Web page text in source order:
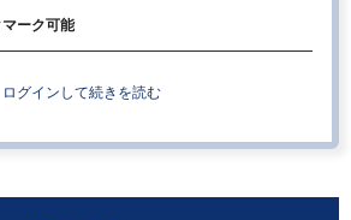
ーク可能
ログインして続きを読む